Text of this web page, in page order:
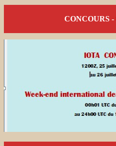
CONCOURS